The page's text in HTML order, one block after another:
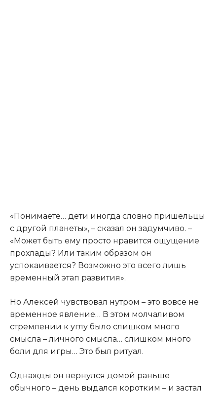
«Понимаете… дети иногда словно пришельцы
с другой планеты», – сказал он задумчиво. –
«Может быть ему просто нравится ощущение
прохлады? Или таким образом он
успокаивается? Возможно это всего лишь
временный этап развития».
Но Алексей чувствовал нутром – это вовсе не
временное явление… В этом молчаливом
стремлении к углу было слишком много
смысла – личного смысла… слишком много
боли для игры… Это был ритуал.
Однажды он вернулся домой раньше
обычного – день выдался коротким – и застал